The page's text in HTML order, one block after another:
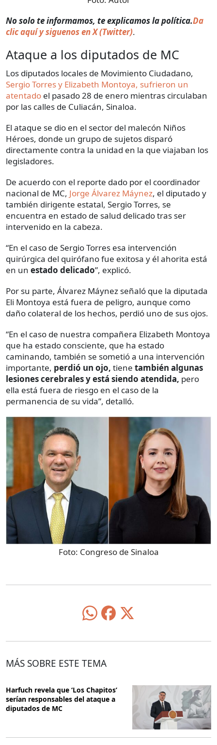
No solo te informamos, te explicamos la política.Da
clic aquí y siguenos en X (Twitter).
Ataque a los diputados de MC
Los diputados locales de Movimiento Ciudadano,
Sergio Torres y Elizabeth Montoya, sufrieron un
atentado el pasado 28 de enero mientras circulaban
por las calles de Culiacán, Sinaloa.
El ataque se dio en el sector del malecón Niños
Héroes, donde un grupo de sujetos disparó
directamente contra la unidad en la que viajaban los
legisladores.
De acuerdo con el reporte dado por el coordinador
nacional de MC, Jorge Álvarez Máynez, el diputado y
también dirigente estatal, Sergio Torres, se
encuentra en estado de salud delicado tras ser
intervenido en la cabeza.
“En el caso de Sergio Torres esa intervención
quirúrgica del quirófano fue exitosa y él ahorita está
en un estado delicado”, explicó.
Por su parte, Álvarez Máynez señaló que la diputada
Eli Montoya está fuera de peligro, aunque como
daño colateral de los hechos, perdió uno de sus ojos.
“En el caso de nuestra compañera Elizabeth Montoya
que ha estado consciente, que ha estado
caminando, también se sometió a una intervención
importante, perdió un ojo, tiene también algunas
lesiones cerebrales y está siendo atendida, pero
ella está fuera de riesgo en el caso de la
permanencia de su vida”, detalló.
Foto: Congreso de Sinaloa
MÁS SOBRE ESTE TEMA
Harfuch revela que ‘Los Chapitos’
serían responsables del ataque a
diputados de MC